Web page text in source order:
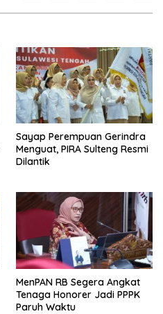
Sayap Perempuan Gerindra
Menguat, PIRA Sulteng Resmi
Dilantik
MenPAN RB Segera Angkat
Tenaga Honorer Jadi PPPK
Paruh Waktu